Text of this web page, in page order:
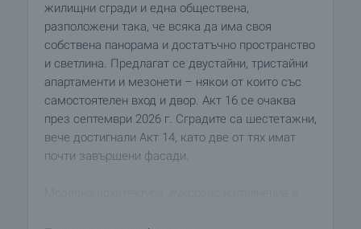
жилищни сгради и една обществена,
разположени така, че всяка да има своя
собствена панорама и достатъчно пространство
и светлина. Предлагат се двустайни, тристайни
апартаменти и мезонети – някои от които със
самостоятелен вход и двор. Акт 16 се очаква
през септември 2026 г. Сградите са шестетажни,
вече достигнали Акт 14, като две от тях имат
почти завършени фасади.